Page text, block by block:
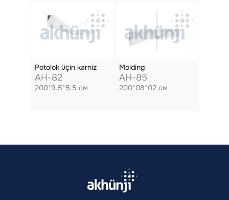
Potolok üçin karniz
AH-82
200*9.5*5.5 см
Molding
AH-85
200*08*02 см